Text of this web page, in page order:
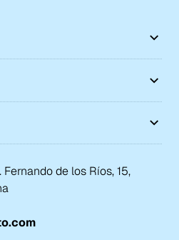
de los Ríos, 15,